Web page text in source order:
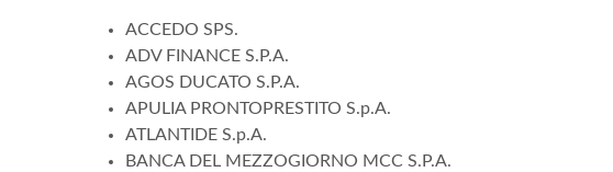
ACCEDO SPS.
ADV FINANCE S.P.A.
AGOS DUCATO S.P.A.
APULIA PRONTOPRESTITO S.p.A.
ATLANTIDE S.p.A.
BANCA DEL MEZZOGIORNO MCC S.P.A.